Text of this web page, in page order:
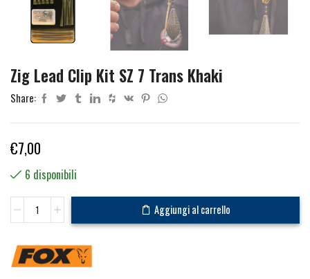
Zig Lead Clip Kit SZ 7 Trans Khaki
Share:
€7,00
6 disponibili
Lead
Kit
SZ
Aggiungi al carrello